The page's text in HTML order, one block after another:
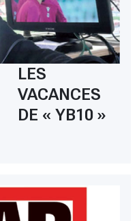
LES
VACANCES
DE « YB10 »